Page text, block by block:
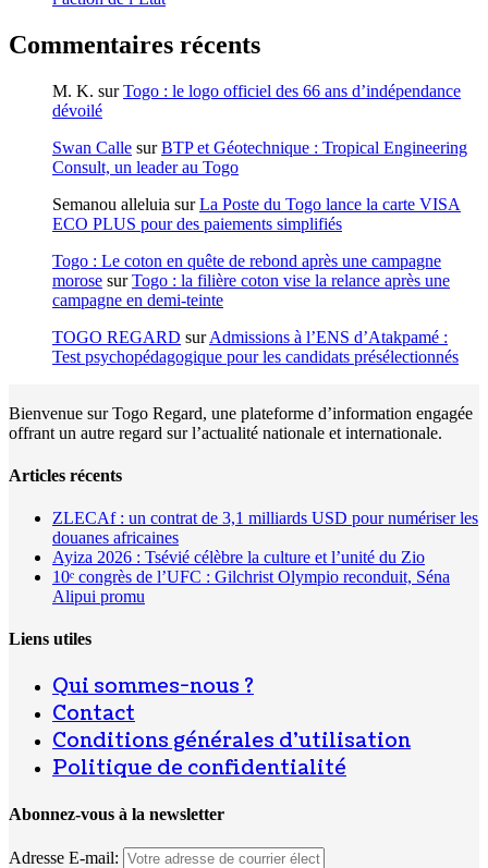
Commentaires récents
M. K. surTogo : le logo officiel des 66 ans d’indépendance
dévoilé
Swan Calle surBTP et Géotechnique : Tropical Engineering
Consult, un leader au Togo
Semanou alleluia surLa Poste du Togo lance la carte VISA
ECO PLUS pour des paiements simplifiés
Togo : Le coton en quête de rebond après une campagne
morose surTogo : la filière coton vise la relance après une
campagne en demi-teinte
TOGO REGARD surAdmissions à l’ENS d’Atakpamé :
Test psychopédagogique pour les candidats présélectionnés
Bienvenue sur Togo Regard, une plateforme d’information engagée
offrant un autre regard sur l’actualité nationale et internationale.
Articles récents
ZLECAf : un contrat de 3,1 milliards USD pour numériser les
douanes africaines
Ayiza 2026 : Tsévié célèbre la culture et l’unité du Zio
10ᵉ congrès de l’UFC : Gilchrist Olympio reconduit, Séna
Alipui promu
Liens utiles
Qui sommes-nous ?
Contact
Conditions générales d’utilisation
Politique de confidentialité
Abonnez-vous à la newsletter
Adresse E-mail: